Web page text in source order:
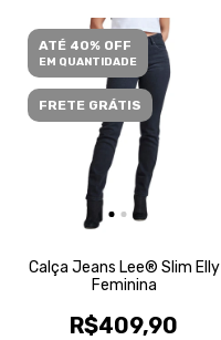
ATÉ 40% OFF
EM QUANTIDADE
FRETE GRÁTIS
Calça Jeans Lee® Slim Elly
Feminina
R$409,90